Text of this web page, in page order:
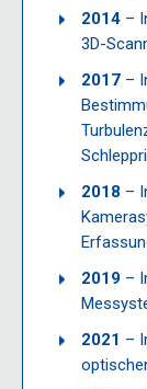
2014 –
3D-
2017 –
2018 –
2019 –
2021 –